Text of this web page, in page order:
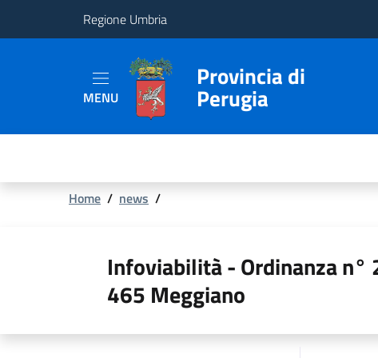
Regione Umbria
Tematiche
MENU
Provincia di
Perugia
Briciole
pane
Home / news /
Infoviabilità - Ordinanza
465 Meggiano